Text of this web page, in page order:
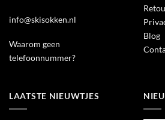
info@skisokken.nl
Waarom geen
telefoonnummer?
Blog
LAATSTE NIEUWTJES